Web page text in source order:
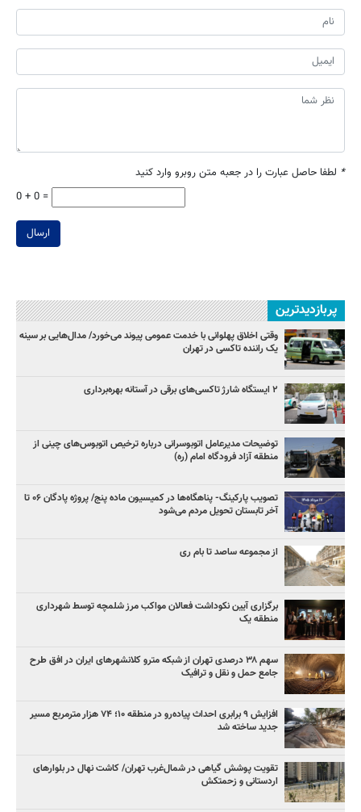
* لطفا حاصل عبارت را در جعبه متن روبرو وارد کنید
0 + 0 =
ارسال
پربازدیدترین
وقتی اخلاق پهلوانی با خدمت عمومی پیوند می‌خورد/ مدال‌هایی بر سینه
یک راننده تاکسی در تهران
۲ ایستگاه شارژ تاکسی‌های برقی در آستانه بهره‌برداری
توضیحات مدیرعامل اتوبوسرانی درباره ترخیص اتوبوس‌های چینی از
منطقه آزاد فرودگاه امام (ره)
تصویب پارکینگ- پناهگاه‌ها در کمیسیون ماده پنج/ پروژه پادگان ۰۶ تا
آخر تابستان تحویل مردم می‌شود
از مجموعه ساصد تا بام ری
برگزاری آیین نکوداشت فعالان مواکب مرز شلمچه توسط شهرداری
منطقه یک
سهم ۳۸ درصدی تهران از شبکه مترو کلانشهرهای ایران در افق طرح
جامع حمل و نقل و ترافیک
افزایش ۹ برابری احداث پیاده‌رو در منطقه ۱۰؛ ۷۴ هزار مترمربع مسیر
جدید ساخته شد
تقویت پوشش گیاهی در شمال‌غرب تهران/ کاشت نهال در بلوارهای
اردستانی و زحمتکش